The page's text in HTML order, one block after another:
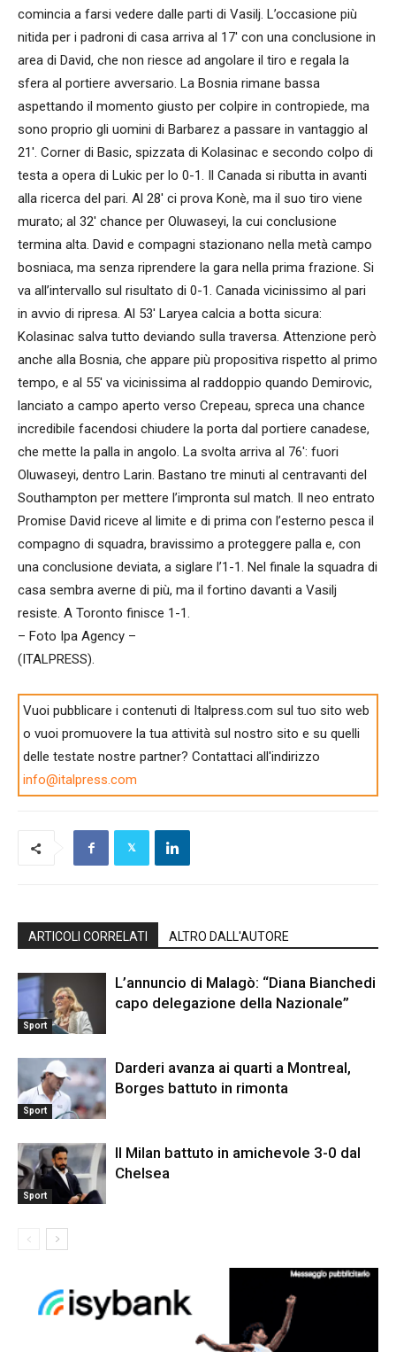
comincia a farsi vedere dalle parti di Vasilj. L’occasione più
nitida per i padroni di casa arriva al 17′ con una conclusione in
area di David, che non riesce ad angolare il tiro e regala la
sfera al portiere avversario. La Bosnia rimane bassa
aspettando il momento giusto per colpire in contropiede, ma
sono proprio gli uomini di Barbarez a passare in vantaggio al
21′. Corner di Basic, spizzata di Kolasinac e secondo colpo di
testa a opera di Lukic per lo 0-1. Il Canada si ributta in avanti
alla ricerca del pari. Al 28′ ci prova Konè, ma il suo tiro viene
murato; al 32′ chance per Oluwaseyi, la cui conclusione
termina alta. David e compagni stazionano nella metà campo
bosniaca, ma senza riprendere la gara nella prima frazione. Si
va all’intervallo sul risultato di 0-1. Canada vicinissimo al pari
in avvio di ripresa. Al 53′ Laryea calcia a botta sicura:
Kolasinac salva tutto deviando sulla traversa. Attenzione però
anche alla Bosnia, che appare più propositiva rispetto al primo
tempo, e al 55′ va vicinissima al raddoppio quando Demirovic,
lanciato a campo aperto verso Crepeau, spreca una chance
incredibile facendosi chiudere la porta dal portiere canadese,
che mette la palla in angolo. La svolta arriva al 76′: fuori
Oluwaseyi, dentro Larin. Bastano tre minuti al centravanti del
Southampton per mettere l’impronta sul match. Il neo entrato
Promise David riceve al limite e di prima con l’esterno pesca il
compagno di squadra, bravissimo a proteggere palla e, con
una conclusione deviata, a siglare l’1-1. Nel finale la squadra di
casa sembra averne di più, ma il fortino davanti a Vasilj
resiste. A Toronto finisce 1-1.
– Foto Ipa Agency –
(ITALPRESS).
Vuoi pubblicare i contenuti di Italpress.com sul tuo sito web
o vuoi promuovere la tua attività sul nostro sito e su quelli
delle testate nostre partner? Contattaci all'indirizzo
info@italpress.com
ARTICOLI CORRELATI ALTRO DALL'AUTORE
Sport
L’annuncio di Malagò: “Diana Bianchedi
capo delegazione della Nazionale”
Sport
Darderi avanza ai quarti a Montreal,
Borges battuto in rimonta
Sport
Il Milan battuto in amichevole 3-0 dal
Chelsea